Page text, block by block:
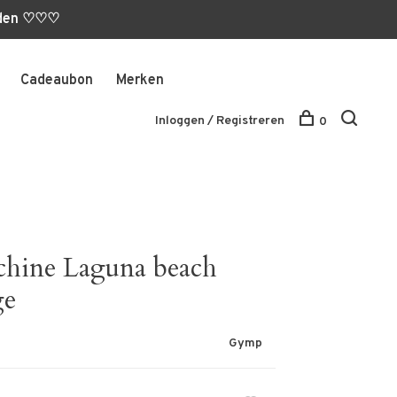
♡♡♡
Cadeaubon Merken
Inloggen / Registreren 0
Laguna beach
Gymp